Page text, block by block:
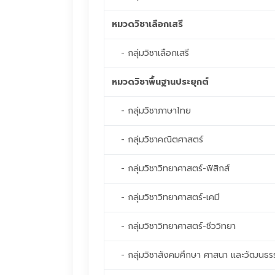
หมวดวิชาเลือกเสรี
- กลุ่มวิชาเลือกเสรี
หมวดวิชาพื้นฐานประยุกต์
- กลุ่มวิชาภาษาไทย
- กลุ่มวิชาคณิตศาสตร์
- กลุ่มวิชาวิทยาศาสตร์-ฟิสิกส์
- กลุ่มวิชาวิทยาศาสตร์-เคมี
- กลุ่มวิชาวิทยาศาสตร์-ชีววิทยา
- กลุ่มวิชาสังคมศึกษา ศาสนา และวัฒนธร